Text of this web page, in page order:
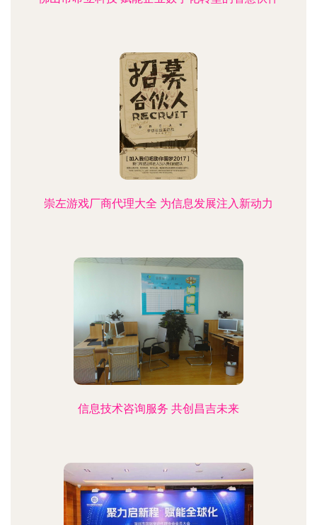
崇左游戏厂商代理大全 为信息发展注入新动力
信息技术咨询服务 共创昌吉未来